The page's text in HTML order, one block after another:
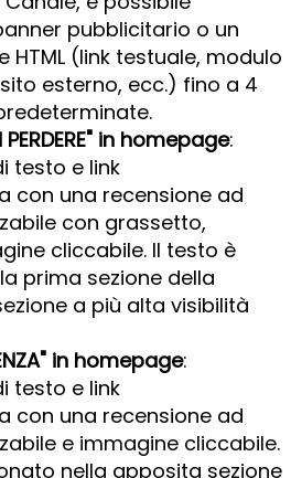
pubblicitario o un
HTML (link testuale, modulo
esterno, ecc.) fino a 4
in homepage:
testo e link
con una recensione ad
con grassetto,
cliccabile. Il testo è
prima sezione della
a più alta visibilità
in homepage:
testo e link
con una recensione ad
e immagine cliccabile.
nella apposita sezione